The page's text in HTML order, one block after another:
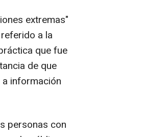
extremas"
a la
que fue
de que
información
personas con